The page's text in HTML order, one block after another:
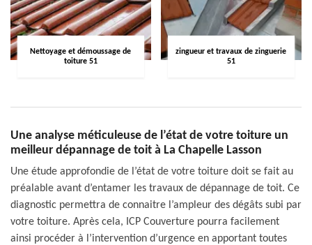
Nettoyage et démoussage de
toiture 51
zingueur et travaux de zinguerie
51
Une analyse méticuleuse de l’état de votre toiture un
meilleur dépannage de toit à La Chapelle Lasson
Une étude approfondie de l’état de votre toiture doit se fait au
préalable avant d’entamer les travaux de dépannage de toit. Ce
diagnostic permettra de connaitre l’ampleur des dégâts subi par
votre toiture. Après cela, ICP Couverture pourra facilement
ainsi procéder à l’intervention d’urgence en apportant toutes